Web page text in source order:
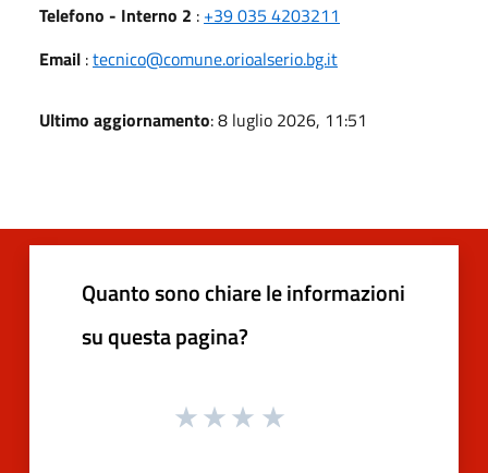
Telefono - Interno 2 : +39 035 4203211
Email :tecnico@comune.orioalserio.bg.it
Ultimo aggiornamento: 8 luglio 2026, 11:51
Quanto sono chiare le informazioni
su questa pagina?